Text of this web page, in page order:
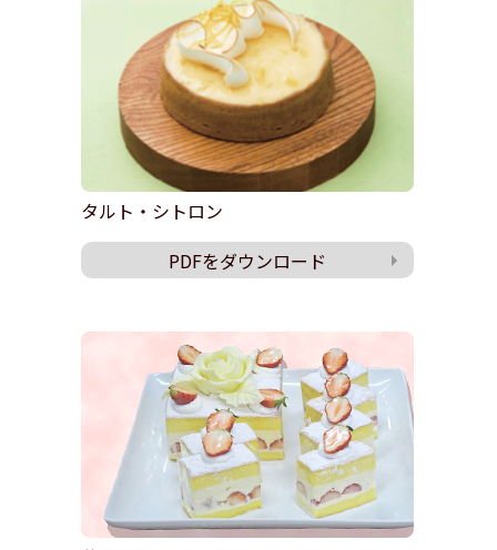
タルト・シトロン
PDFをダウンロード